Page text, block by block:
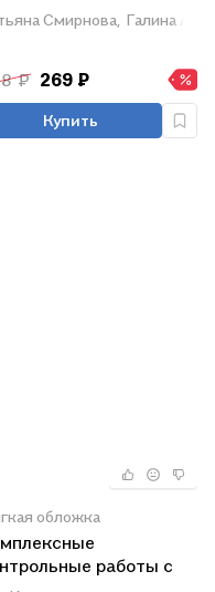
работы. ФГОС
Смирнова, Галина
₽ 269 ₽
Купить
обложка
работы с